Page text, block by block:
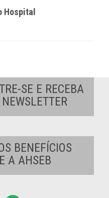
Hospital
SE E RECEBA
BENEFÍCIOS
A AHSEB